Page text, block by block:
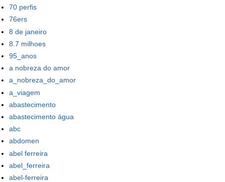
70 perfis
76ers
8 de janeiro
8.7 milhoes
95_anos
a nobreza do amor
a_nobreza_do_amor
a_viagem
abastecimento
abastecimento água
abc
abdomen
abel ferreira
abel_ferreira
abel-ferreira